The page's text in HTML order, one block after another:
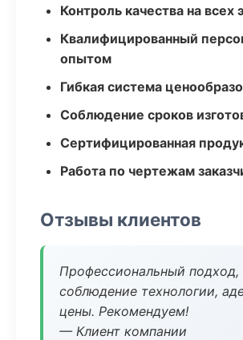
Контроль качества на всех
Квалифицированный
опытом
Гибкая система
Соблюдение сроков
Сертифицированная
Работа по чертежам
Отзывы клиентов
Профессиональный подход,
соблюдение технологии,
цены. Рекомендуем!
— Клиент компании